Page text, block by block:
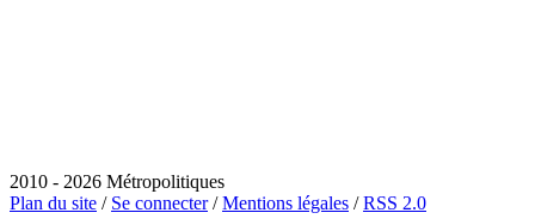
2010 - 2026 Métropolitiques
Plan du site / Se connecter/Mentions légales /RSS 2.0